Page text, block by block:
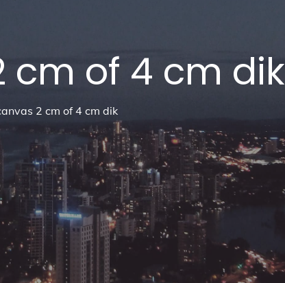
cm of 4 cm dik
2 cm of 4 cm dik